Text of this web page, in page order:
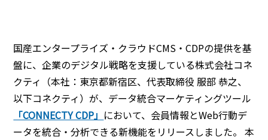
国産エンタープライズ・クラウドCMS・CDPの提供を基
盤に、企業のデジタル戦略を支援している株式会社コネ
クティ（本社：東京都新宿区、代表取締役 服部 恭之、
以下コネクティ）が、データ統合マーケティングツール
「CONNECTY CDP」 において、会員情報とWeb行動デ
ータを統合・分析できる新機能をリリースしました。 本